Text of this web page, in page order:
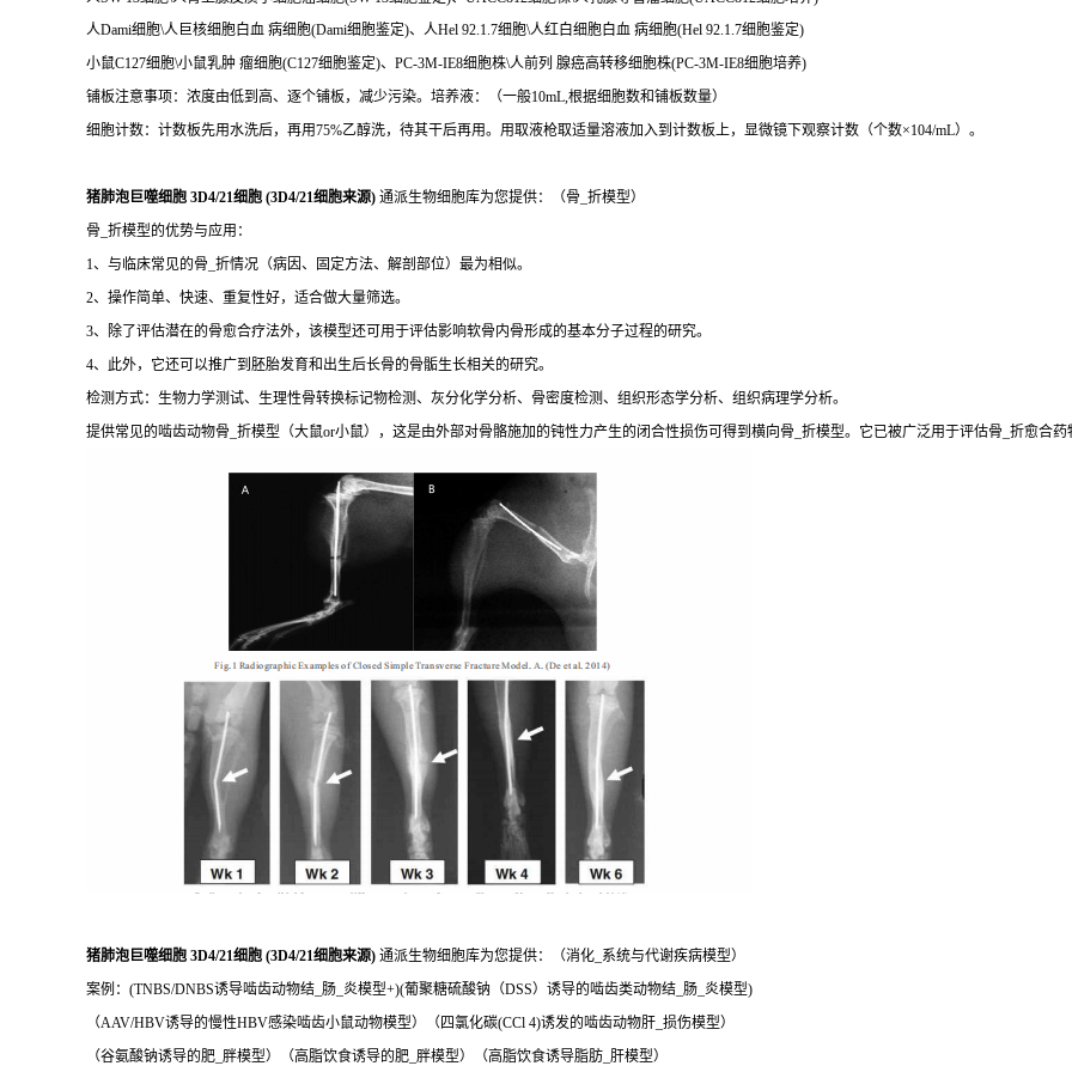
人Dami细胞\人巨核细胞白血 病细胞(Dami细胞鉴定)、人Hel 92.1.7细胞\人红白细胞白血 病细胞(Hel 92.1.7细胞鉴定)
小鼠C127细胞\小鼠乳肿 瘤细胞(C127细胞鉴定)、PC-3M-IE8细胞株\人前列 腺癌高转移细胞株(PC-3M-IE8细胞培养)
铺板注意事项：浓度由低到高、逐个铺板，减少污染。培养液：（一般10mL,根据细胞数和铺板数量）
细胞计数：计数板先用水洗后，再用75%乙醇洗，待其干后再用。用取液枪取适量溶液加入到计数板上，显微镜下观察计数（个数×104/mL）。
猪肺泡巨噬细胞 3D4/21细胞 (3D4/21细胞来源) 通派生物细胞库为您提供：（骨_折模型）
骨_折模型的优势与应用：
1、与临床常见的骨_折情况（病因、固定方法、解剖部位）最为相似。
2、操作简单、快速、重复性好，适合做大量筛选。
3、除了评估潜在的骨愈合疗法外，该模型还可用于评估影响软骨内骨形成的基本分子过程的研究。
4、此外，它还可以推广到胚胎发育和出生后长骨的骨骺生长相关的研究。
检测方式：生物力学测试、生理性骨转换标记物检测、灰分化学分析、骨密度检测、组织形态学分析、组织病理学分析。
提供常见的啮齿动物骨_折模型（大鼠or小鼠），这是由外部对骨骼施加的钝性力产生的闭合性损伤可得到横向骨_折模型。它已被广泛用于评估骨_折愈合药
猪肺泡巨噬细胞 3D4/21细胞 (3D4/21细胞来源) 通派生物细胞库为您提供：（消化_系统与代谢疾病模型）
案例：(TNBS/DNBS诱导啮齿动物结_肠_炎模型+)(葡聚糖硫酸钠（DSS）诱导的啮齿类动物结_肠_炎模型)
（AAV/HBV诱导的慢性HBV感染啮齿小鼠动物模型）（四氯化碳(CCl 4)诱发的啮齿动物肝_损伤模型）
（谷氨酸钠诱导的肥_胖模型）（高脂饮食诱导的肥_胖模型）（高脂饮食诱导脂肪_肝模型）